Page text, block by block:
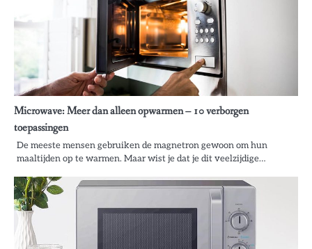
Microwave: Meer dan alleen opwarmen – 10 verborgen
toepassingen
De meeste mensen gebruiken de magnetron gewoon om hun
maaltijden op te warmen. Maar wist je dat je dit veelzijdige…